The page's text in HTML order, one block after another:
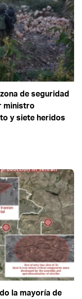
de seguridad
ministro
y siete heridos
la mayoría de